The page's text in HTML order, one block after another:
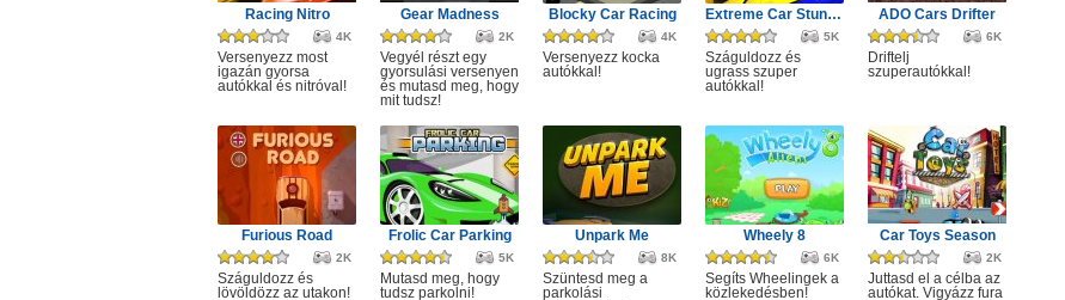
Racing Nitro
4K
Versenyezz most
igazán gyorsa
autókkal és nitróval!
Gear Madness
2K
Vegyél részt egy
gyorsulási versenyen
és mutasd meg, hogy
mit tudsz!
Blocky Car Racing
4K
Versenyezz kocka
autókkal!
Extreme Car Stunts 3D
5K
Száguldozz és
ugrass szuper
autókkal!
ADO Cars Drifter
6K
Driftelj
szuperautókkal!
Furious Road
2K
Száguldozz és
lövöldözz az utakon!
Frolic Car Parking
5K
Mutasd meg, hogy
tudsz parkolni!
Unpark Me
8K
Szüntesd meg a
parkolási
Wheely 8
6K
Segíts Wheelingek a
közlekedésben!
Car Toys Season
2K
Juttasd el a célba az
autókat. Vigyázz fura